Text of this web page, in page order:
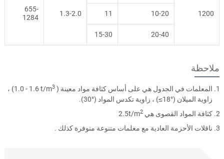
1200
1.3-2.0
655-
1284
10-20
11
20-40
15-30
ملاحظة
المعلمات في الجدول هي على أساس كثافة مواد معينة (1.0 - 1.6 t/m3 )
،
زاوية الميلان (≤18°) ، زاوية تكدس المواد .(30°)
كثافة المواد القصوى هي
2.5t/m2
ناقلات الأحزمة العادية مع معلمات متنوعة متوفرة كذلك .